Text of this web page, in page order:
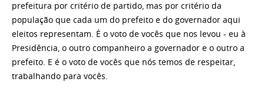
prefeitura por critério de partido, mas por critério da
população que cada um do prefeito e do governador aqui
eleitos representam. É o voto de vocês que nos levou - eu à
Presidência, o outro companheiro a governador e o outro a
prefeito. E é o voto de vocês que nós temos de respeitar,
trabalhando para vocês.